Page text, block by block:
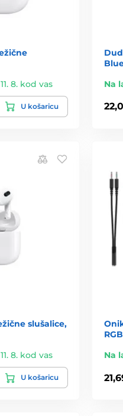
8. kod vas
U košaricu
Na
slušalice,
8. kod vas
U košaricu
Na